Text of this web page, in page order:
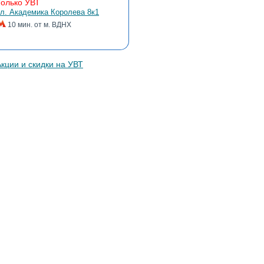
УВТ
Академика Королева 8к1
10 мин. от м. ВДНХ